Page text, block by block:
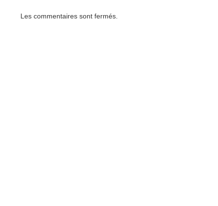
Les commentaires sont fermés.